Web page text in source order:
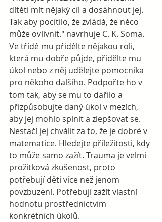
dítěti mít nějaký cíl a dosáhnout jej.
Tak aby pocítilo, že zvládá, že něco
může ovlivnit." navrhuje C. K. Soma.
Ve třídě mu přidělte nějakou roli,
která mu dobře půjde, přidělte mu
úkol nebo z něj udělejte pomocníka
pro někoho dalšího. Podpořte ho v
tom tak, aby se mu to dařilo a
přizpůsobujte daný úkol v mezích,
aby jej mohlo splnit a zlepšovat se.
Nestačí jej chválit za to, že je dobré v
matematice. Hledejte příležitosti, kdy
to může samo zažít. Trauma je velmi
prožitková zkušenost, proto
potřebují děti více než jenom
povzbuzení. Potřebují zažít vlastní
hodnotu prostřednictvím
konkrétních úkolů.